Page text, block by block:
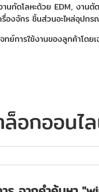
กัดโลหะด้วย EDM, งานตั
รื่องจักร ชิ้นส่วนอะไหล่อุ
ทย์การใช้งานของลูกค้าโ
อกออนไ